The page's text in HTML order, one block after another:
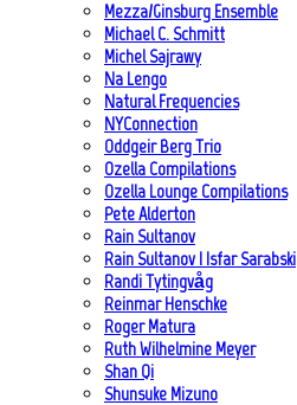
Mezza/Ginsburg Ensemble
Michael C. Schmitt
Michel Sajrawy
Na Lengo
Natural Frequencies
NYConnection
Oddgeir Berg Trio
Ozella Compilations
Ozella Lounge Compilations
Pete Alderton
Rain Sultanov
Rain Sultanov | Isfar Sarabski
Randi Tytingvåg
Reinmar Henschke
Roger Matura
Ruth Wilhelmine Meyer
Shan Qi
Shunsuke Mizuno